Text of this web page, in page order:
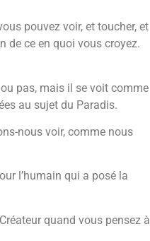
pouvez voir, et toucher, et
de ce en quoi vous croyez.
pas, mais il se voit comme
au sujet du Paradis.
nous voir, comme nous
l’humain qui a posé la
quand vous pensez à